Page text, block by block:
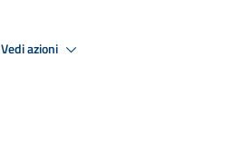
Vedi azioni